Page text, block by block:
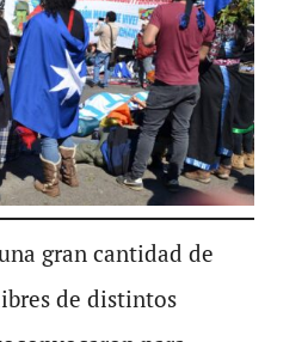
gran cantidad de
de distintos